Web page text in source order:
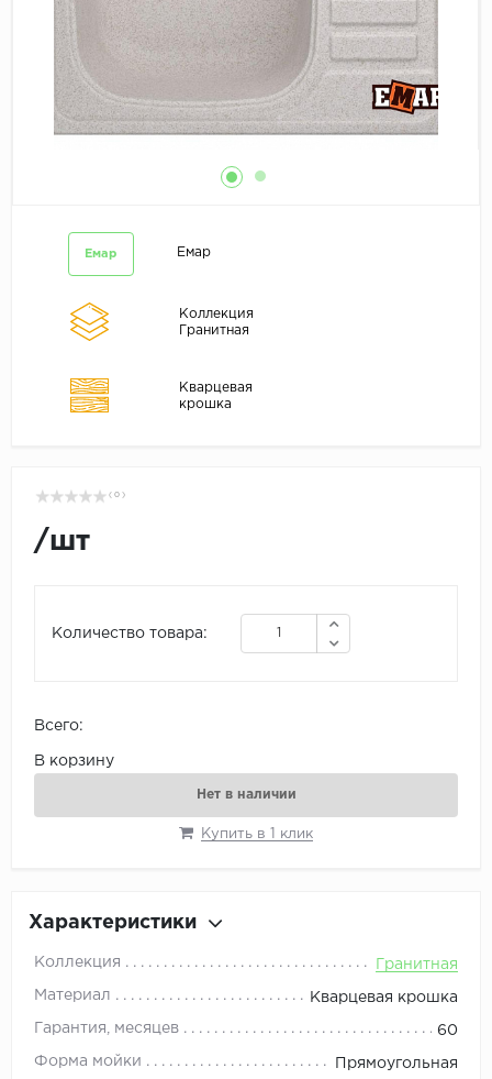
Емар Емар
Коллекция
Гранитная
Кварцевая
крошка
( 0 )
/шт
Количество товара:
Всего:
В корзину
Нет в наличии
Купить в 1 клик
Характеристики
Коллекция Гранитная
Материал Кварцевая крошка
Гарантия, месяцев 60
Форма мойки Прямоугольная